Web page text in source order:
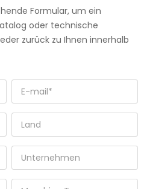
Formular, um ein
oder technische
zurück zu Ihnen innerhalb